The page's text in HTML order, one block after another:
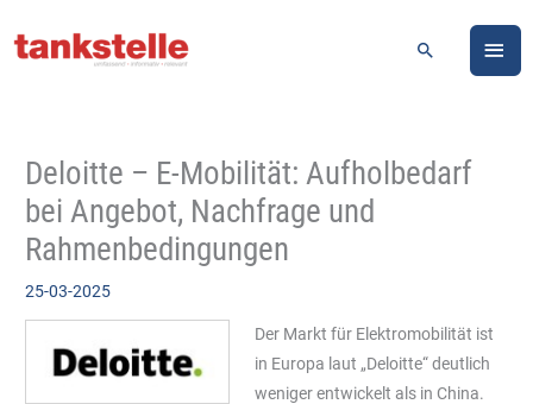
Inhalt
Suchen
Deloitte – E-Mobilität: Aufholbedarf
bei Angebot, Nachfrage und
Rahmenbedingungen
25-03-2025
Der Markt für Elektromobilität ist
in Europa laut „Deloitte“ deutlich
weniger entwickelt als in China.